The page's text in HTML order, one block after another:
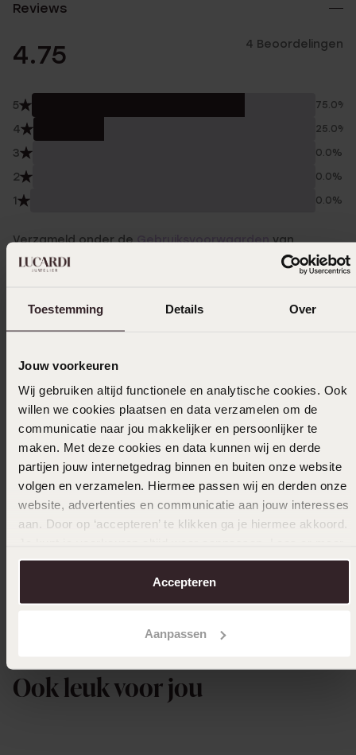
Toestemming Details Over
Jouw voorkeuren
Wij gebruiken altijd functionele en analytische cookies. Ook
willen we cookies plaatsen en data verzamelen om de
communicatie naar jou makkelijker en persoonlijker te
maken. Met deze cookies en data kunnen wij en derde
partijen jouw internetgedrag binnen en buiten onze website
volgen en verzamelen. Hiermee passen wij en derden onze
website, advertenties en communicatie aan jouw interesses
aan. Door op ‘accepteren’ te klikken ga je hiermee akkoord.
over in onscookiebeleid.
Accepteren
Aanpassen
Reviews
4.75 4 Beoordelingen
5 75.0%
4 25.0%
3 0.0%
2 0.0%
1 0.0%
Verzameld onder deGebruiksvoorwaardenvan
Trusted shops
13-08-2025 - Sandra R.
24-05-2024 - Daan B.
Toon meer
Uitverkocht
Ook leuk voor jou